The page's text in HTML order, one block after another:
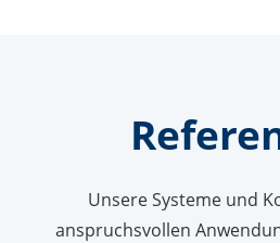
Unsere Systeme und
anspruchsvollen